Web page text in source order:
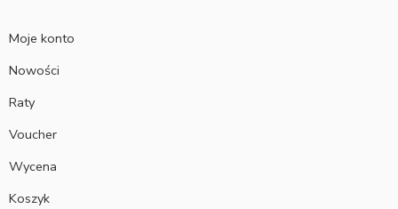
Moje konto
Nowości
Raty
Voucher
Wycena
Koszyk